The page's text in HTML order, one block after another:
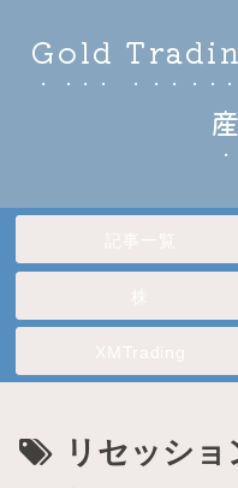
Gold
リセッショ